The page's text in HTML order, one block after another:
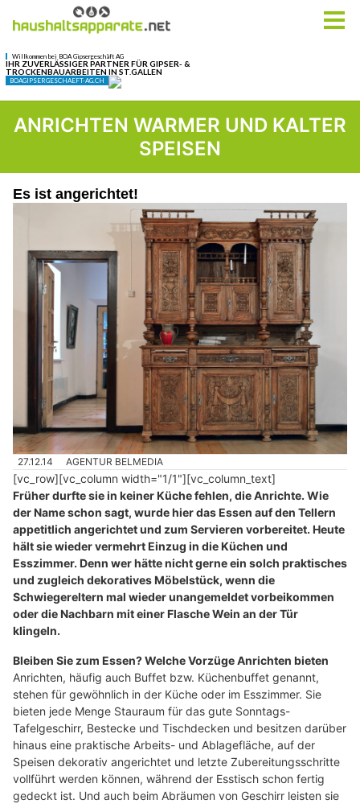
ANRICHTEN WARMER UND KALTER
SPEISEN
Es ist angerichtet!
27.12.14 AGENTUR BELMEDIA
[vc_row][vc_column width="1/1"][vc_column_text]
Früher durfte sie in keiner Küche fehlen, die Anrichte. Wie
der Name schon sagt, wurde hier das Essen auf den Tellern
appetitlich angerichtet und zum Servieren vorbereitet. Heute
hält sie wieder vermehrt Einzug in die Küchen und
Esszimmer. Denn wer hätte nicht gerne ein solch praktisches
und zugleich dekoratives Möbelstück, wenn die
Schwiegereltern mal wieder unangemeldet vorbeikommen
oder die Nachbarn mit einer Flasche Wein an der Tür
klingeln.
Bleiben Sie zum Essen? Welche Vorzüge Anrichten bieten
Anrichten, häufig auch Buffet bzw. Küchenbuffet genannt,
stehen für gewöhnlich in der Küche oder im Esszimmer. Sie
bieten jede Menge Stauraum für das gute Sonntags-
Tafelgeschirr, Bestecke und Tischdecken und besitzen darüber
hinaus eine praktische Arbeits- und Ablagefläche, auf der
Speisen dekorativ angerichtet und letzte Zubereitungsschritte
vollführt werden können, während der Esstisch schon fertig
gedeckt ist. Und auch beim Abräumen von Geschirr leisten sie